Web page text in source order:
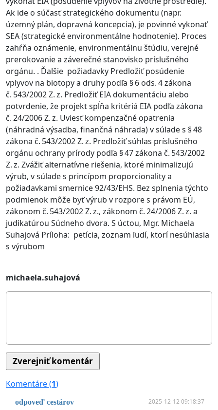
Ak ide o súčasť strategického dokumentu (napr.
územný plán, dopravná koncepcia), je povinné vykonať
SEA (strategické environmentálne hodnotenie). Proces
zahŕňa oznámenie, environmentálnu štúdiu, verejné
prerokovanie a záverečné stanovisko príslušného
orgánu. . Ďalšie požiadavky Predložiť posúdenie
vplyvov na biotopy a druhy podľa § 6 ods. 4 zákona
č. 543/2002 Z. z. Predložiť EIA dokumentáciu alebo
potvrdenie, že projekt spĺňa kritériá EIA podľa zákona
č. 24/2006 Z. z. Uviesť kompenzačné opatrenia
(náhradná výsadba, finančná náhrada) v súlade s § 48
zákona č. 543/2002 Z. z. Predložiť súhlas príslušného
orgánu ochrany prírody podľa § 47 zákona č. 543/2002
Z. z. Zvážiť alternatívne riešenia, ktoré minimalizujú
výrub, v súlade s princípom proporcionality a
požiadavkami smernice 92/43/EHS. Bez splnenia týchto
podmienok môže byť výrub v rozpore s právom EÚ,
zákonom č. 543/2002 Z. z., zákonom č. 24/2006 Z. z. a
judikatúrou Súdneho dvora. S úctou, Mgr. Michaela
Suhajová Príloha: petícia, zoznam ľudí, ktorí nesúhlasia
s výrubom
michaela.suhajová
Komentáre (1)
odpoveď cestárov 2025-12-12 09:18:37